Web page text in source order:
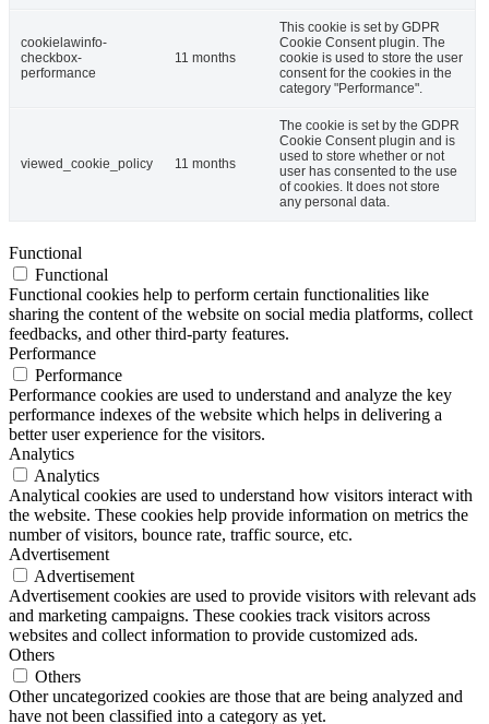
cookielawinfo-
checkbox-
performance
11 months
This cookie is set by GDPR
Cookie Consent plugin. The
cookie is used to store the user
consent for the cookies in the
category "Performance".
viewed_cookie_policy 11 months
The cookie is set by the GDPR
Cookie Consent plugin and is
used to store whether or not
user has consented to the use
of cookies. It does not store
any personal data.
Functional
Functional
Functional cookies help to perform certain functionalities like
sharing the content of the website on social media platforms, collect
feedbacks, and other third-party features.
Performance
Performance
Performance cookies are used to understand and analyze the key
performance indexes of the website which helps in delivering a
better user experience for the visitors.
Analytics
Analytics
Analytical cookies are used to understand how visitors interact with
the website. These cookies help provide information on metrics the
number of visitors, bounce rate, traffic source, etc.
Advertisement
Advertisement
Advertisement cookies are used to provide visitors with relevant ads
and marketing campaigns. These cookies track visitors across
websites and collect information to provide customized ads.
Others
Others
Other uncategorized cookies are those that are being analyzed and
have not been classified into a category as yet.